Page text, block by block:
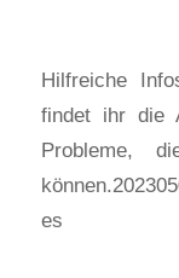
Hilfreiche
findet ihr die
Probleme,
es